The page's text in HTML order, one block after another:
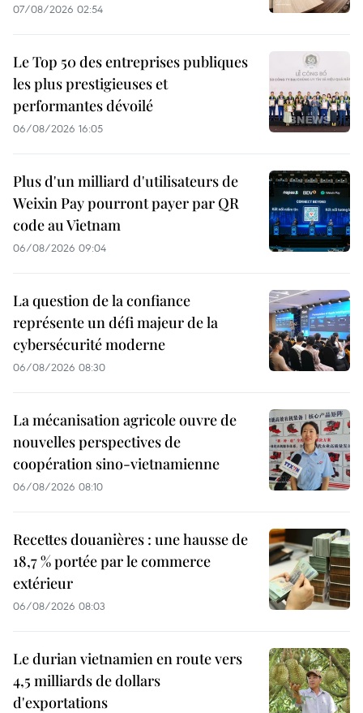
07/08/2026 02:54
Le Top 50 des entreprises publiques
les plus prestigieuses et
performantes dévoilé
06/08/2026 16:05
Plus d'un milliard d'utilisateurs de
Weixin Pay pourront payer par QR
code au Vietnam
06/08/2026 09:04
La question de la confiance
représente un défi majeur de la
cybersécurité moderne
06/08/2026 08:30
La mécanisation agricole ouvre de
nouvelles perspectives de
coopération sino-vietnamienne
06/08/2026 08:10
Recettes douanières : une hausse de
18,7 % portée par le commerce
extérieur
06/08/2026 08:03
Le durian vietnamien en route vers
4,5 milliards de dollars
d'exportations